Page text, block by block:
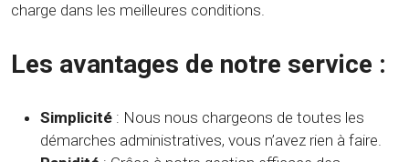
charge dans les meilleures conditions.
Les avantages de notre service :
Simplicité : Nous nous chargeons de toutes les
démarches administratives, vous n’avez rien à faire.